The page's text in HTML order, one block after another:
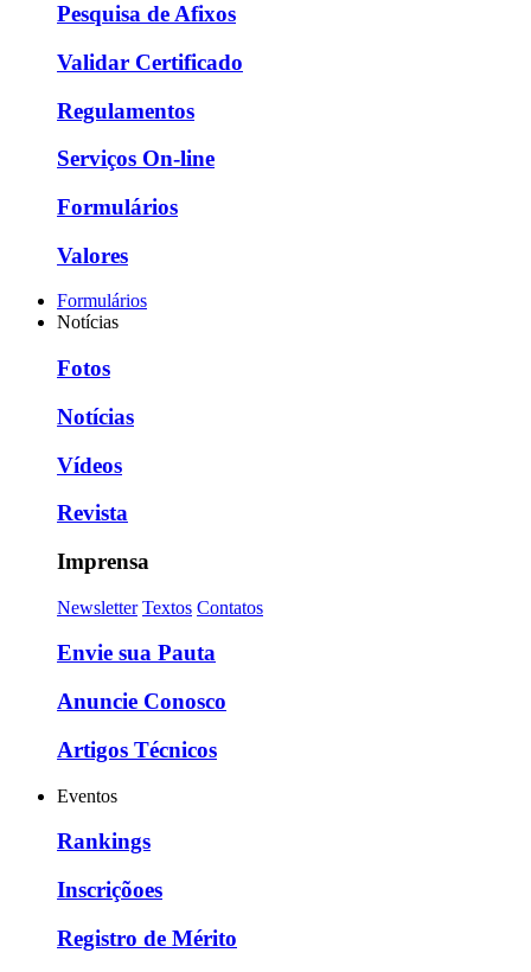
Pesquisa de Afixos
Validar Certificado
Regulamentos
Serviços On-line
Formulários
Valores
Formulários
Notícias
Fotos
Notícias
Vídeos
Revista
Imprensa
Newsletter Textos Contatos
Envie sua Pauta
Anuncie Conosco
Artigos Técnicos
Eventos
Rankings
Inscriçõoes
Registro de Mérito